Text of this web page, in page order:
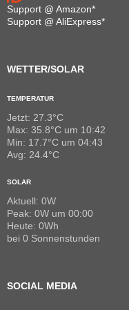
Support @ Amazon*
Support @ AliExpress*
WETTER/SOLAR
TEMPERATUR
Jetzt: 27.3°C
Max: 35.8°C um 10:42
Min: 17.7°C um 04:43
Avg: 24.4°C
SOLAR
Aktuell: 0W
Peak: 0W um 00:00
Heute: 0Wh
bei 0 Sonnenstunden
SOCIAL MEDIA